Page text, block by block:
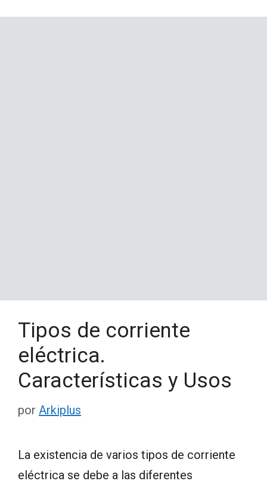
Tipos de corriente
eléctrica.
Características y Usos
por Arkiplus
La existencia de varios tipos de corriente
eléctrica se debe a las diferentes